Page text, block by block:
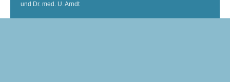
und Dr. med. U. Arndt